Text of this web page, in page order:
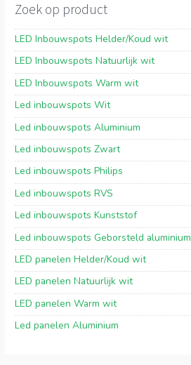
Zoek op product
LED Inbouwspots Helder/Koud wit
LED Inbouwspots Natuurlijk wit
LED Inbouwspots Warm wit
Led inbouwspots Wit
Led inbouwspots Aluminium
Led inbouwspots Zwart
Led inbouwspots Philips
Led inbouwspots RVS
Led inbouwspots Kunststof
Led inbouwspots Geborsteld aluminium
LED panelen Helder/Koud wit
LED panelen Natuurlijk wit
LED panelen Warm wit
Led panelen Aluminium